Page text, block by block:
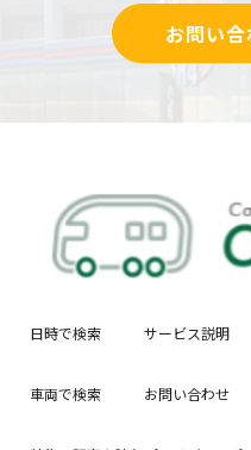
お問い
日時で検索
車両で検索
サービス説明
お問い合わせ